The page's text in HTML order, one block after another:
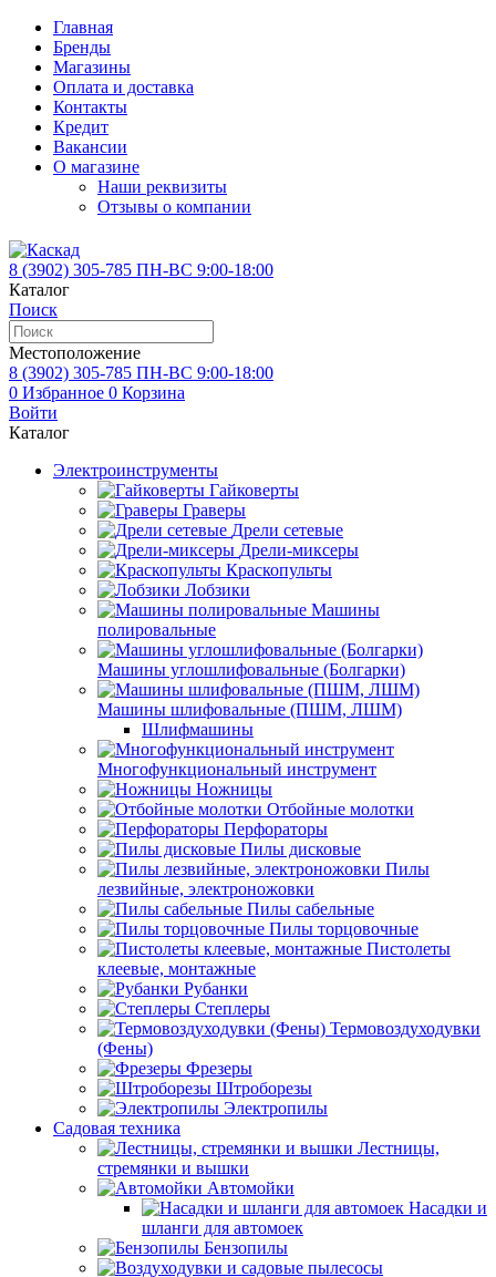
Главная
Бренды
Магазины
Оплата и доставка
Контакты
Кредит
Вакансии
О магазине
Наши реквизиты
Отзывы о компании
8 (3902) 305-785 ПН-ВС 9:00-18:00
Каталог
Поиск
Местоположение
8 (3902) 305-785 ПН-ВС 9:00-18:00
0 Избранное 0 Корзина
Войти
Каталог
Электроинструменты
Гайковерты
Граверы
Дрели сетевые
Дрели-миксеры
Краскопульты
Лобзики
Машины
полировальные
Машины углошлифовальные (Болгарки)
Машины шлифовальные (ПШМ, ЛШМ)
Шлифмашины
Многофункциональный инструмент
Ножницы
Отбойные молотки
Перфораторы
Пилы дисковые
Пилы
лезвийные, электроножовки
Пилы сабельные
Пилы торцовочные
Пистолеты
клеевые, монтажные
Рубанки
Степлеры
Термовоздуходувки
(Фены)
Фрезеры
Штроборезы
Электропилы
Садовая техника
Лестницы,
стремянки и вышки
Автомойки
Насадки и
шланги для автомоек
Бензопилы